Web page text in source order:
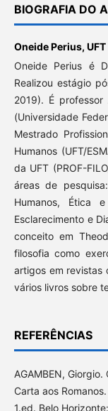
BIOGRAFIA DO
Oneide Perius, UFT
Oneide Perius é
Realizou estágio
2019). É
(Universidade
Mestrado
Humanos (UFT/
da UFT (PROF-
áreas de
Humanos, Ética
Esclarecimento e
conceito em
filosofia como
artigos em revistas
vários livros sobre
REFERÊNCIAS
AGAMBEN,
Carta aos
1.ed. Belo